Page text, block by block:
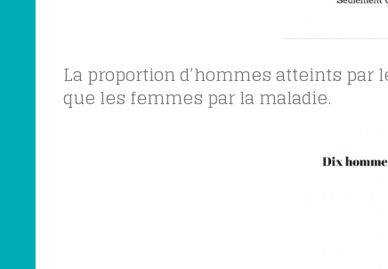
La proportion d’hommes atteints
que les femmes par la maladie.